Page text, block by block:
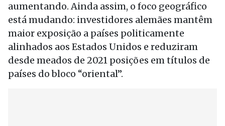
aumentando. Ainda assim, o foco geográfico
está mudando: investidores alemães mantêm
maior exposição a países politicamente
alinhados aos Estados Unidos e reduziram
desde meados de 2021 posições em títulos de
países do bloco “oriental”.